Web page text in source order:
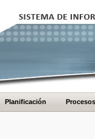
Planificación Procesos